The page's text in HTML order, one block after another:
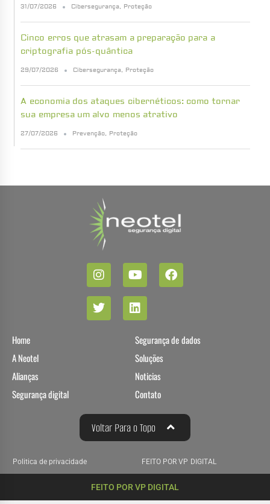
31/07/2026 Cibersegurança, Proteção
Cinco erros que atrasam a preparação para a
criptografia pós-quântica
29/07/2026 Cibersegurança, Proteção
A economia dos ataques cibernéticos: como tornar
sua empresa um alvo menos atrativo
27/07/2026 Prevenção, Proteção
Home
A Neotel
Alianças
Segurança digital
Segurança de dados
Soluções
Noticias
Contato
Voltar Para o Topo
Politica de privacidade FEITO POR VP DIGITAL
FEITO POR VP DIGITAL